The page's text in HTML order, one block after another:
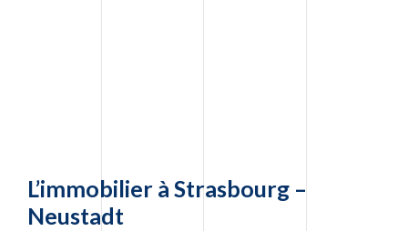
L’immobilier à Strasbourg –
Neustadt